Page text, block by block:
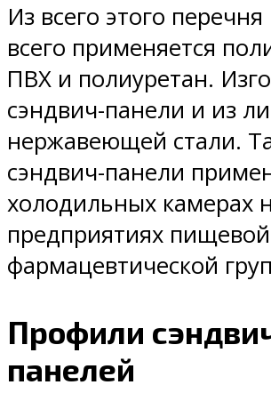
Из всего этого
всего применяется
ПВХ и полиуретан.
сэндвич-панели и из
нержавеющей стали.
сэндвич-панели
холодильных камерах
предприятиях
фармацевтической
Профили
панелей